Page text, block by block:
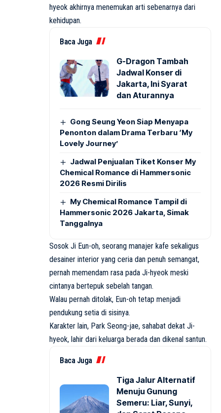
hyeok akhirnya menemukan arti sebenarnya dari
kehidupan.
Baca Juga
G-Dragon Tambah
Jadwal Konser di
Jakarta, Ini Syarat
dan Aturannya
Gong Seung Yeon Siap Menyapa
Penonton dalam Drama Terbaru ‘My
Lovely Journey’
Jadwal Penjualan Tiket Konser My
Chemical Romance di Hammersonic
2026 Resmi Dirilis
My Chemical Romance Tampil di
Hammersonic 2026 Jakarta, Simak
Tanggalnya
Sosok Ji Eun-oh, seorang manajer kafe sekaligus
desainer interior yang ceria dan penuh semangat,
pernah memendam rasa pada Ji-hyeok meski
cintanya bertepuk sebelah tangan.
Walau pernah ditolak, Eun-oh tetap menjadi
pendukung setia di sisinya.
Karakter lain, Park Seong-jae, sahabat dekat Ji-
hyeok, lahir dari keluarga berada dan dikenal santun.
Baca Juga
Tiga Jalur Alternatif
Menuju Gunung
Semeru: Liar, Sunyi,